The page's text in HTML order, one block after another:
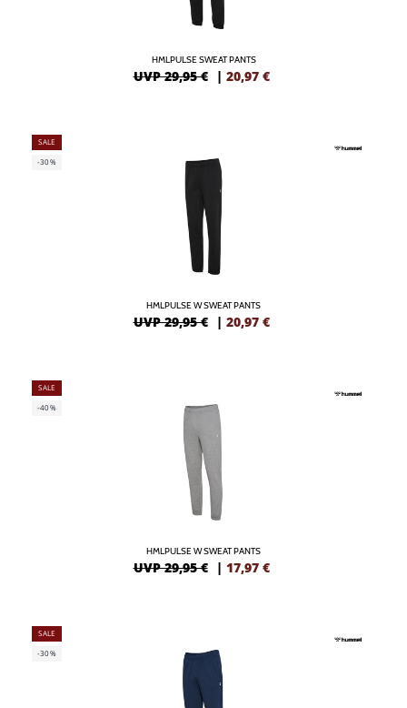
HMLPULSE SWEAT PANTS
UVP 29,95 € | 20,97 €
SALE
-30%
HMLPULSE W SWEAT PANTS
UVP 29,95 € | 20,97 €
SALE
-40%
HMLPULSE W SWEAT PANTS
UVP 29,95 € | 17,97 €
SALE
-30%